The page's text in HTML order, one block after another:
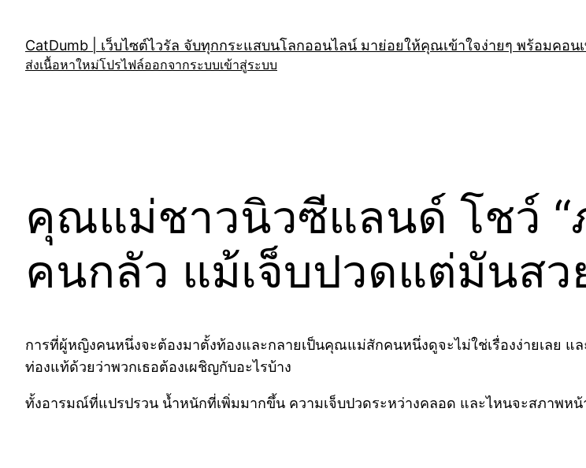
content
CatDumb | เว็บไซต์ไวรัล จับทุกกระแสบนโลกออนไลน์ มาย่อยให้คุณเข้าใจง่ายๆ พร้อมคอนเ
ส่งเนื้อหาใหม่โปรไฟล์ออกจากระบบเข้าสู่ระบบ
คุณแม่ชาวนิวซีแลนด์ โชว์ “
คนกลัว แม้เจ็บปวดแต่มันสว
การที่ผู้หญิงคนหนึ่งจะต้องมาตั้งท้องและกลายเป็นคุณแม่สักคนหนึ่งดูจะไม่ใช่เรื่องง่ายเลย แ
ท่องแท้ด้วยว่าพวกเธอต้องเผชิญกับอะไรบ้าง
ทั้งอารมณ์ที่แปรปรวน น้ำหนักที่เพิ่มมากขึ้น ความเจ็บปวดระหว่างคลอด และไหนจะสภาพห